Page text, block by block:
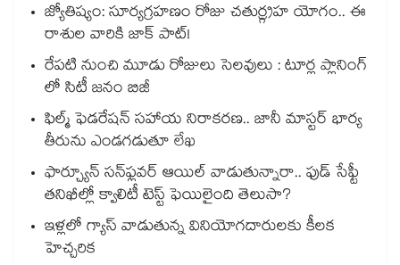
జ్యోతిష్యం: సూర్యగ్రహణం రోజు చతుర్గ్రహ యోగం.. ఈ
రాశుల వారికి జాక్ పాట్!
రేపటి నుంచి మూడు రోజులు సెలవులు : టూర్ల ప్లానింగ్
లో సిటీ జనం బిజీ
ఫిల్మ్ ఫెడరేషన్ సహాయ నిరాకరణ.. జానీ మాస్టర్ భార్య
తీరును ఎండగడుతూ లేఖ
ఫార్చ్యూన్ సన్‌ఫ్లవర్ ఆయిల్ వాడుతున్నారా.. ఫుడ్ సేఫ్టీ
తనిఖీల్లో క్వాలిటీ టెస్ట్ ఫెయిలైంది తెలుసా?
ఇళ్లలో గ్యాస్ వాడుతున్న వినియోగదారులకు కీలక
హెచ్చరిక